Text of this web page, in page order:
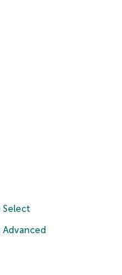
Select